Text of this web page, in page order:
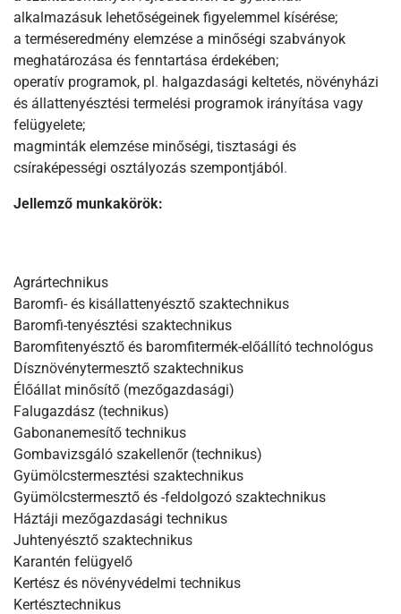
alkalmazásuk lehetőségeinek figyelemmel kísérése;
a terméseredmény elemzése a minőségi szabványok
meghatározása és fenntartása érdekében;
operatív programok, pl. halgazdasági keltetés, növényházi
és állattenyésztési termelési programok irányítása vagy
felügyelete;
magminták elemzése minőségi, tisztasági és
csíraképességi osztályozás szempontjából.
Jellemző munkakörök:
Agrártechnikus
Baromfi- és kisállattenyésztő szaktechnikus
Baromfi-tenyésztési szaktechnikus
Baromfitenyésztő és baromfitermék-előállító technológus
Dísznövénytermesztő szaktechnikus
Élőállat minősítő (mezőgazdasági)
Falugazdász (technikus)
Gabonanemesítő technikus
Gombavizsgáló szakellenőr (technikus)
Gyümölcstermesztési szaktechnikus
Gyümölcstermesztő és -feldolgozó szaktechnikus
Háztáji mezőgazdasági technikus
Juhtenyésztő szaktechnikus
Karantén felügyelő
Kertész és növényvédelmi technikus
Kertésztechnikus